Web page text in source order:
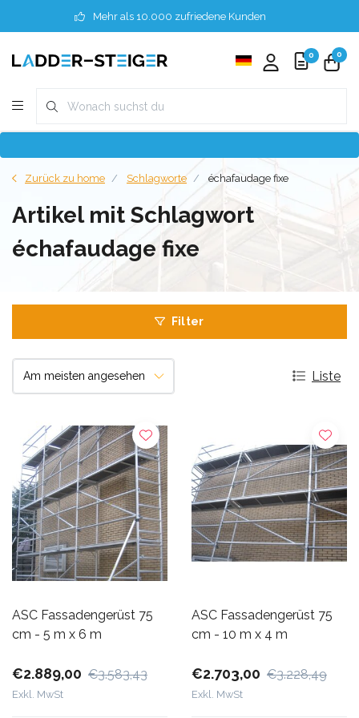
Mehr als 10.000 zufriedene Kunden
0 0
Zurück zu home Schlagworte échafaudage fixe
Artikel mit Schlagwort
échafaudage fixe
Filter
Liste
ASC Fassadengerüst 75
cm - 5 m x 6 m
€2.889,00 €3.583,43
Exkl. MwSt
ASC Fassadengerüst 75
cm - 10 m x 4 m
€2.703,00 €3.228,49
Exkl. MwSt